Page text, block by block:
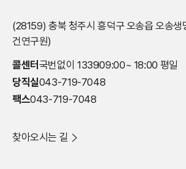
(28159) 충북 청주시 흥덕구 오송읍 오송
건연구원)
콜센터 국번없이 133909:00~ 18:00 평일
당직실043-719-7048
팩스043-719-7048
찾아오시는 길